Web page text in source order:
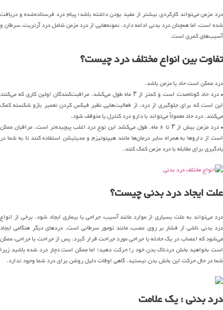
درد مزمن می‌تواند کارکردی بیشتر از مفید بودن داشته باشد؛ پیام درد فرستاده‌شده و دریافت
شده است، اما همچنان درد بدنی ادامه دارد. نمونه‌هایی از درد مزمن شامل درد آرتریت، سرطان و
آسیب‌های کمری است.
تفاوت بین انواع مختلف درد چیست؟
درد ممکن است حاد یا مزمن باشد.
• درد حاد کوتاه‌مدت است و کمتر از ۳ ماه طول می‌کشد. مراقبت‌کنندگان اولین کاری که می‌کنند
این است که برای جلوگیری از درد، از فعالیت‌هایی نظیر فیکس کردن تعمیر بازو شکسته کمک
می‌کنند. درد حاد معمولاً می‌تواند با دارو درد کنترل یا متوقف شود.
• درد مزمن بیش از ۳ تا ۶ ماه. طول می‌کشد این نوع درد اغلب پیچیده‌تر است. مراقبان ممکن
است از داروها به همراه سایر درمان‌ها مانند هیپنوتیزم و مدیتیشن استفاده کنند تا به شما در
یادگیری برای مقابله با درد مزمن کمک کنند.
علت ایجاد درد بدنی چیست؟
درد می‌تواند به علت بسیاری از موارد مانند آسیب، جراحی یا بیماری ایجاد شود. برخی از انواع
درد بدنی ناشی از فشار بر روی عصب، مانند تومور سرطانی است. دردهای دیگر هنگامی ایجاد
می‌شود که اعصاب در یک حادثه یا جراحی مورد جراحت قرار گیرد. پس از جراحت یا جراحی، ممکن
است بخواهید بخش دردناک بدن خود را حرکت دهید؛ اما ممکن است دچار درد شده باشید زیرا
شما در حال حرکت این بخش بدن نیستید. گاهی اوقات دلیل روشن برای درد شما وجود ندارد.
درد بدنی : یک علامت